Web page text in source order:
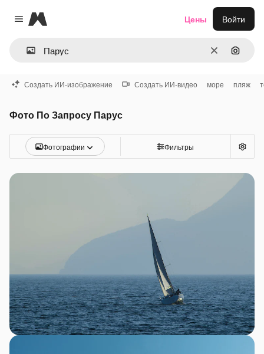
Close menu
Magnific
ОчиститьПоиск
Цены Войти
Создать ИИ-изображение Создать ИИ-видео море пляж
Фото По Запросу Парус
Фотографии Фильтры